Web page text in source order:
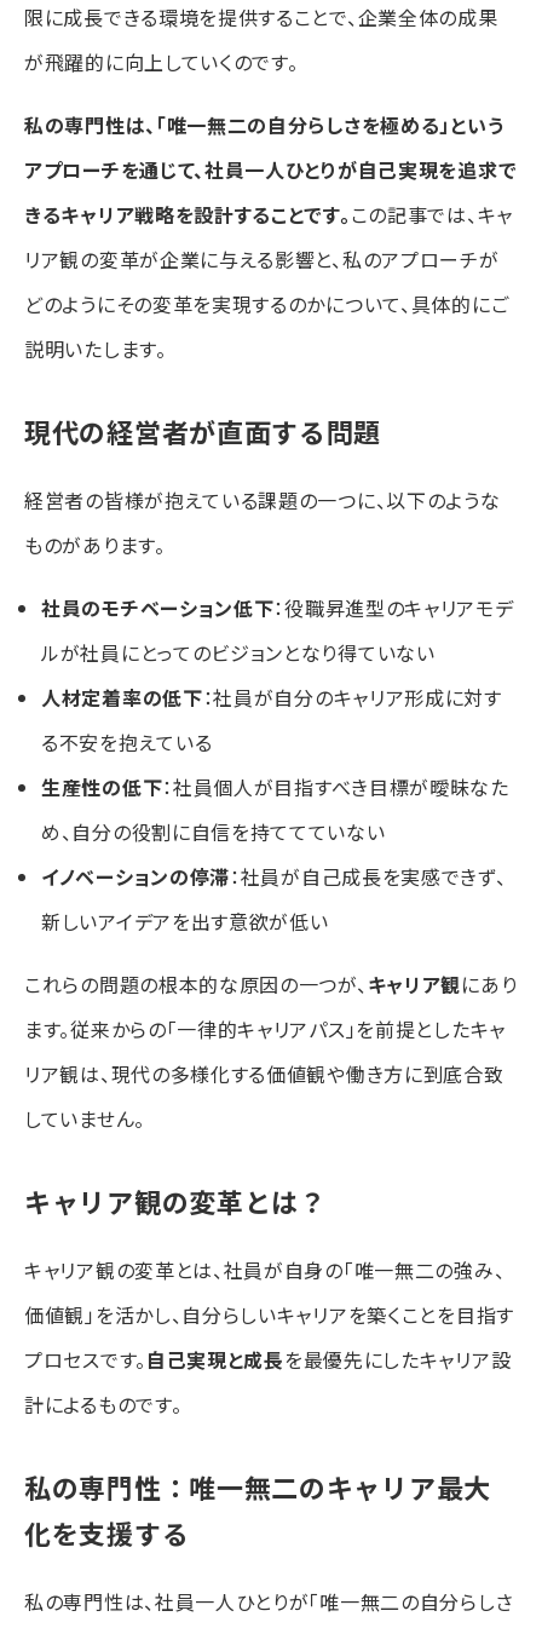
限に成長できる環境を提供することで、企業全体の成果
が飛躍的に向上していくのです。
私の専門性は、「唯一無二の自分らしさを極める」という
アプローチを通じて、社員一人ひとりが自己実現を追求で
きるキャリア戦略を設計することです。 この記事では、キャ
リア観の変革が企業に与える影響と、私のアプローチが
どのようにその変革を実現するのかについて、具体的にご
説明いたします。
現代の経営者が直面する問題
経営者の皆様が抱えている課題の一つに、以下のような
ものがあります。
社員のモチベーション低下：役職昇進型のキャリアモデ
ルが社員にとってのビジョンとなり得ていない
人材定着率の低下：社員が自分のキャリア形成に対す
る不安を抱えている
生産性の低下：社員個人が目指すべき目標が曖昧なた
め、自分の役割に自信を持ててていない
イノベーションの停滞：社員が自己成長を実感できず、
新しいアイデアを出す意欲が低い
これらの問題の根本的な原因の一つが、 キャリア観にあり
ます。従来からの「一律的キャリアパス」を前提としたキャ
リア観は、現代の多様化する価値観や働き方に到底合致
していません。
キャリア観の変革とは？
キャリア観の変革とは、社員が自身の「唯一無二の強み、
価値観」を活かし、自分らしいキャリアを築くことを目指す
プロセスです。 自己実現と成長を最優先にしたキャリア設
計によるものです。
私の専門性：唯一無二のキャリア最大
化を支援する
私の専門性は、社員一人ひとりが「唯一無二の自分らしさ